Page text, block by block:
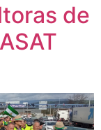
de